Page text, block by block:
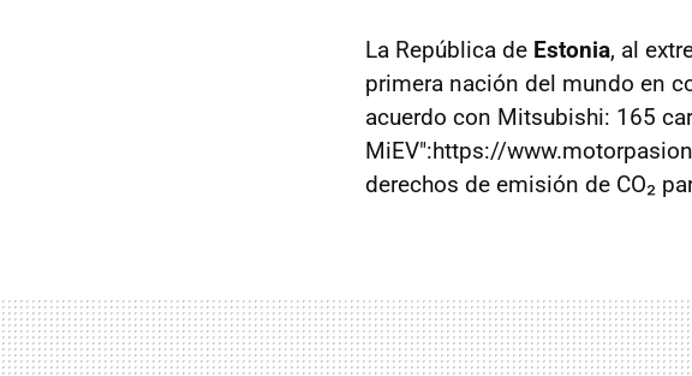
La República de Estonia, al
primera nación del mundo en
acuerdo con Mitsubishi: 165
MiEV":https://
derechos de emisión de CO₂